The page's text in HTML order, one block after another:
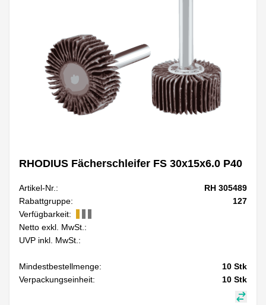
RHODIUS Fächerschleifer FS 30x15x6.0 P40
Artikel-Nr.:
RH 305489
Rabattgruppe:
127
Verfügbarkeit:
Netto exkl. MwSt.:
UVP inkl. MwSt.:
Mindestbestellmenge: 10 Stk
Verpackungseinheit:
10 Stk